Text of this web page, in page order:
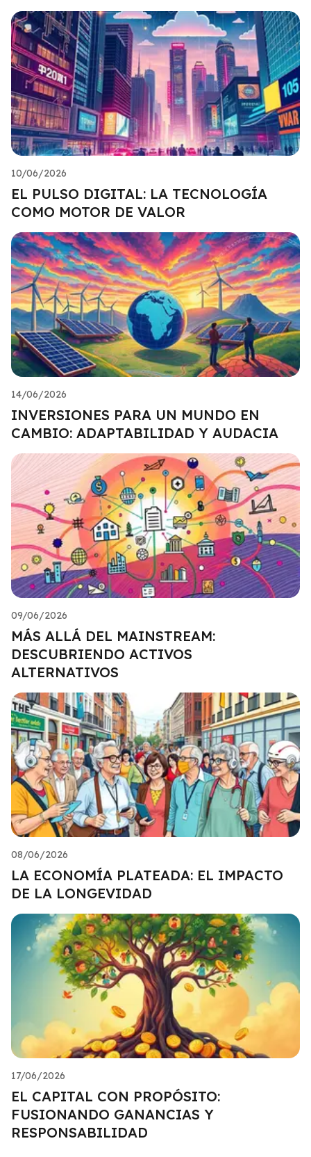
10/06/2026
EL PULSO DIGITAL: LA TECNOLOGÍA
COMO MOTOR DE VALOR
14/06/2026
INVERSIONES PARA UN MUNDO EN
CAMBIO: ADAPTABILIDAD Y AUDACIA
09/06/2026
MÁS ALLÁ DEL MAINSTREAM:
DESCUBRIENDO ACTIVOS
ALTERNATIVOS
08/06/2026
LA ECONOMÍA PLATEADA: EL IMPACTO
DE LA LONGEVIDAD
17/06/2026
EL CAPITAL CON PROPÓSITO:
FUSIONANDO GANANCIAS Y
RESPONSABILIDAD